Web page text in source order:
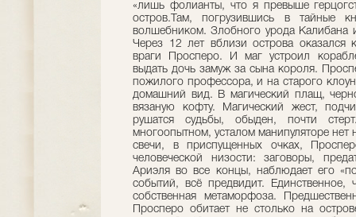
«лишь фолианты, что я превыше
остров.Там, погрузившись в тайные
волшебником. Злобного урода Калибана
Через 12 лет вблизи острова оказался
враги Просперо. И маг устроил
выдать дочь замуж за сына короля.
пожилого профессора, и на старого
домашний вид. В магический плащ,
вязаную кофту. Магический жест,
рушатся судьбы, обыден, почти
многоопытном, усталом манипуляторе нет
свечи, в приспущенных очках,
человеческой низости: заговоры,
Ариэля во все концы, наблюдает его
событий, всё предвидит.
собственная метаморфоза.
Просперо обитает не столько на